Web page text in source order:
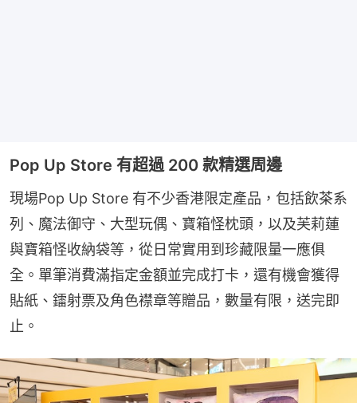
Pop Up Store 有超過 200 款精選周邊
現場Pop Up Store 有不少香港限定產品，包括飲茶系
列、魔法御守、大型玩偶、寶箱怪枕頭，以及芙莉蓮
與寶箱怪收納袋等，從日常實用到珍藏限量一應俱
全。單筆消費滿指定金額並完成打卡，還有機會獲得
貼紙、鐳射票及角色襟章等贈品，數量有限，送完即
止。